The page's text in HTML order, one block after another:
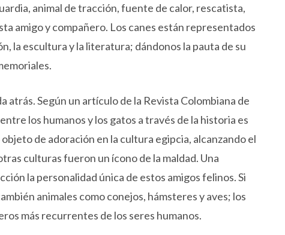
animal de tracción, fuente de calor, rescatista,
amigo y compañero. Los canes están representados
la escultura y la literatura; dándonos la pauta de su
atrás. Según un artículo de la Revista Colombiana de
los humanos y los gatos a través de la historia es
de adoración en la cultura egipcia, alcanzando el
culturas fueron un ícono de la maldad. Una
la personalidad única de estos amigos felinos. Si
animales como conejos, hámsteres y aves; los
más recurrentes de los seres humanos.